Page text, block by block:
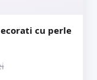
cu perle